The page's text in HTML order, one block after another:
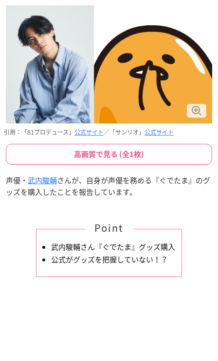
引用：「81プロデュース」 公式サイト／「サンリオ」 公式サイト
高画質で見る (全1枚)
声優・ 武内駿輔さんが、自身が声優を務める『ぐでたま』のグ
ッズを購入したことを報告しています。
Point
武内駿輔さん『ぐでたま』グッズ購入
公式がグッズを把握していない！？